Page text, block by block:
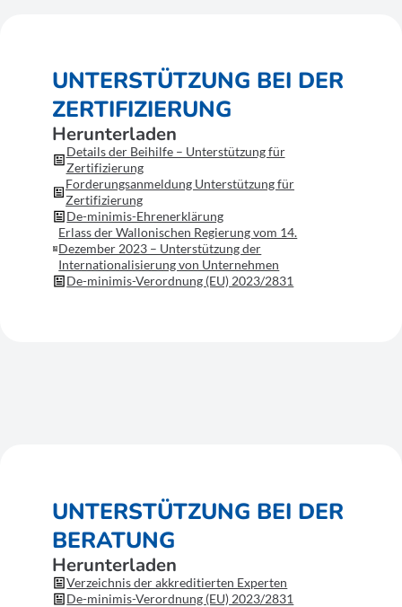
UNTERSTÜTZUNG BEI DER
ZERTIFIZIERUNG
Herunterladen
Details der Beihilfe – Unterstützung für
Zertifizierung
Forderungsanmeldung Unterstützung für
Zertifizierung
De-minimis-Ehrenerklärung
Erlass der Wallonischen Regierung vom 14.
Dezember 2023 – Unterstützung der
Internationalisierung von Unternehmen
De-minimis-Verordnung (EU) 2023/2831
UNTERSTÜTZUNG BEI DER
BERATUNG
Herunterladen
Verzeichnis der akkreditierten Experten
De-minimis-Verordnung (EU) 2023/2831